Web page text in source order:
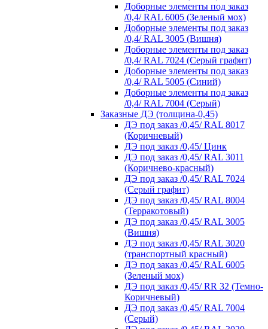
Доборные элементы под заказ
/0,4/ RAL 6005 (Зеленый мох)
Доборные элементы под заказ
/0,4/ RAL 3005 (Вишня)
Доборные элементы под заказ
/0,4/ RAL 7024 (Серый графит)
Доборные элементы под заказ
/0,4/ RAL 5005 (Синий)
Доборные элементы под заказ
/0,4/ RAL 7004 (Серый)
Заказные ДЭ (толщина-0,45)
ДЭ под заказ /0,45/ RAL 8017
(Коричневый)
ДЭ под заказ /0,45/ Цинк
ДЭ под заказ /0,45/ RAL 3011
(Коричнево-красный)
ДЭ под заказ /0,45/ RAL 7024
(Серый графит)
ДЭ под заказ /0,45/ RAL 8004
(Терракотовый)
ДЭ под заказ /0,45/ RAL 3005
(Вишня)
ДЭ под заказ /0,45/ RAL 3020
(транспортный красный)
ДЭ под заказ /0,45/ RAL 6005
(Зеленый мох)
ДЭ под заказ /0,45/ RR 32 (Темно-
Коричневый)
ДЭ под заказ /0,45/ RAL 7004
(Серый)